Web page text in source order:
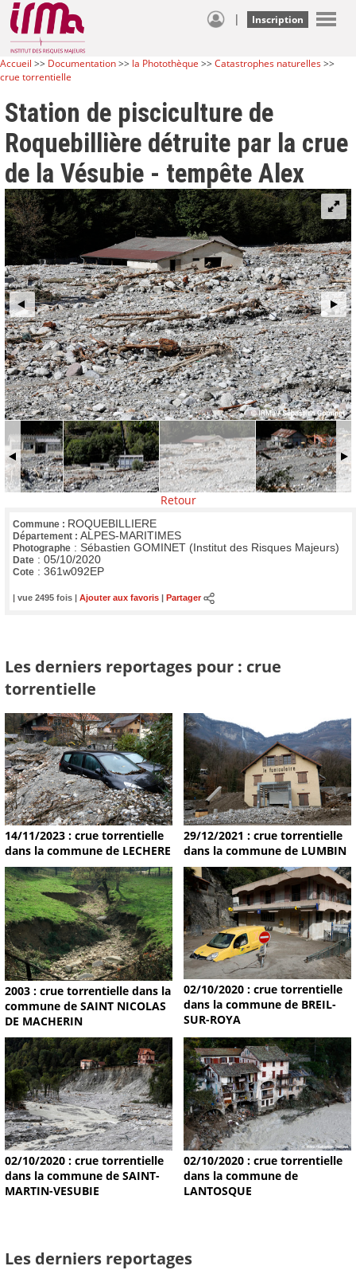
| Inscription
Accueil >> Documentation>> la Photothèque >>Catastrophes naturelles>>
crue torrentielle
Station de pisciculture de
Roquebillière détruite par la crue
de la Vésubie - tempête Alex
Retour
Commune : ROQUEBILLIERE
Département : ALPES-MARITIMES
Photographe : Sébastien GOMINET (Institut des Risques Majeurs)
Date : 05/10/2020
Cote : 361w092EP
| vue 2495 fois | Ajouter aux favoris Partager
Les derniers reportages pour : crue
torrentielle
14/11/2023 : crue torrentielle
dans la commune de LECHERE
29/12/2021 : crue torrentielle
dans la commune de LUMBIN
2003 : crue torrentielle dans la
commune de SAINT NICOLAS
DE MACHERIN
02/10/2020 : crue torrentielle
dans la commune de BREIL-
SUR-ROYA
02/10/2020 : crue torrentielle
dans la commune de SAINT-
MARTIN-VESUBIE
02/10/2020 : crue torrentielle
dans la commune de
LANTOSQUE
Les derniers reportages